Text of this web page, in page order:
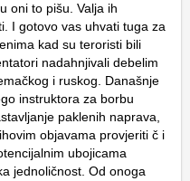
oni to pišu. Valja ih
I gotovo vas uhvati tuga za
kad su teroristi bili
nadahnjivali debelim
i ruskog. Današnje
instruktora za borbu
paklenih naprava,
objavama provjeriti č i
ubojicama
jednoličnost. Od onoga